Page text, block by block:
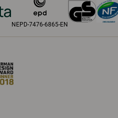
NEPD-7476-6865-EN